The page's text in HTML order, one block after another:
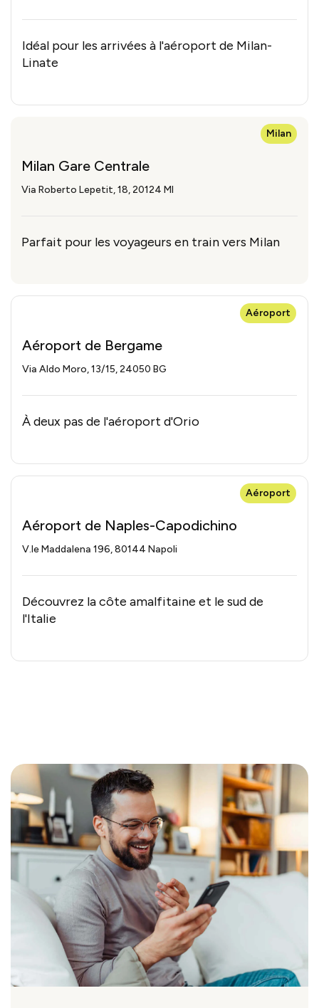
Idéal pour les arrivées à l'aéroport de Milan-
Linate
Milan
Milan Gare Centrale
Via Roberto Lepetit, 18, 20124 MI
Parfait pour les voyageurs en train vers Milan
Aéroport
Aéroport de Bergame
Via Aldo Moro, 13/15, 24050 BG
À deux pas de l'aéroport d'Orio
Aéroport
Aéroport de Naples-Capodichino
V.le Maddalena 196, 80144 Napoli
Découvrez la côte amalfitaine et le sud de
l'Italie